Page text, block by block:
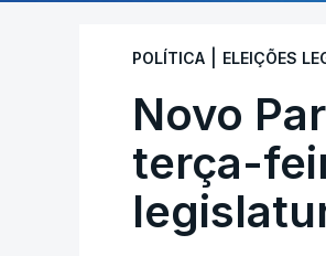
POLÍTICA ELEIÇÕES
Novo
terça-